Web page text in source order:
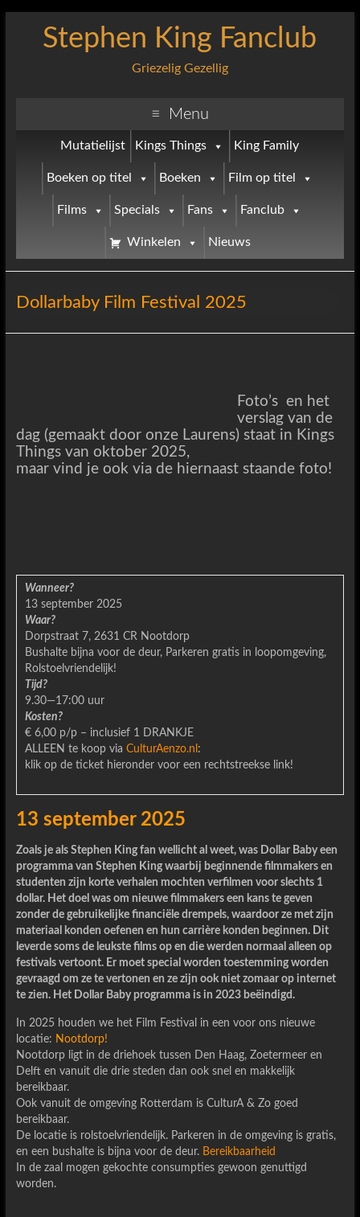
Stephen King Fanclub
Griezelig Gezellig
Menu
Mutatielijst Kings Things King Family
Boeken op titel Boeken Film op titel
Films Specials Fans Fanclub
Winkelen Nieuws
Dollarbaby Film Festival 2025
Foto’s en het
verslag van de
dag (gemaakt door onze Laurens) staat in Kings
Things van oktober 2025,
maar vind je ook via de hiernaast staande foto!
Wanneer?
13 september 2025
Waar?
Dorpstraat 7, 2631 CR Nootdorp
Bushalte bijna voor de deur, Parkeren gratis in loopomgeving,
Rolstoelvriendelijk!
Tijd?
9.30—17:00 uur
Kosten?
€ 6,00 p/p – inclusief 1 DRANKJE
ALLEEN te koop via CulturAenzo.nl :
klik op de ticket hieronder voor een rechtstreekse link!
13 september 2025
Zoals je als Stephen King fan wellicht al weet, was Dollar Baby een
programma van Stephen King waarbij beginnende filmmakers en
studenten zijn korte verhalen mochten verfilmen voor slechts 1
dollar. Het doel was om nieuwe filmmakers een kans te geven
zonder de gebruikelijke financiële drempels, waardoor ze met zijn
materiaal konden oefenen en hun carrière konden beginnen. Dit
leverde soms de leukste films op en die werden normaal alleen op
festivals vertoont. Er moet special worden toestemming worden
gevraagd om ze te vertonen en ze zijn ook niet zomaar op internet
te zien. Het Dollar Baby programma is in 2023 beëindigd.
In 2025 houden we het Film Festival in een voor ons nieuwe
locatie: Nootdorp!
Nootdorp ligt in de driehoek tussen Den Haag, Zoetermeer en
Delft en vanuit die drie steden dan ook snel en makkelijk
bereikbaar.
Ook vanuit de omgeving Rotterdam is CulturA & Zo goed
bereikbaar.
De locatie is rolstoelvriendelijk. Parkeren in de omgeving is gratis,
en een bushalte is bijna voor de deur. Bereikbaarheid
In de zaal mogen gekochte consumpties gewoon genuttigd
worden.